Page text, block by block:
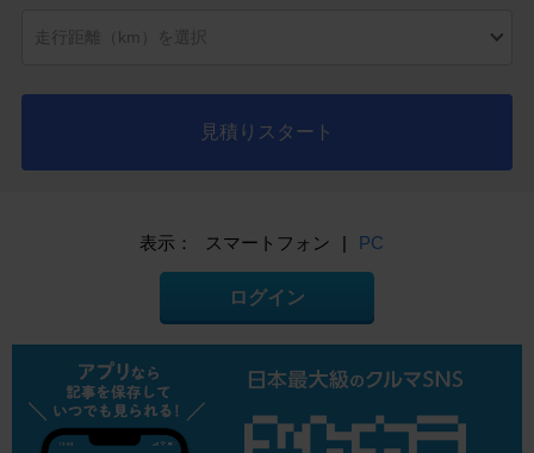
見積りスタート
表示： スマートフォン | PC
ログイン